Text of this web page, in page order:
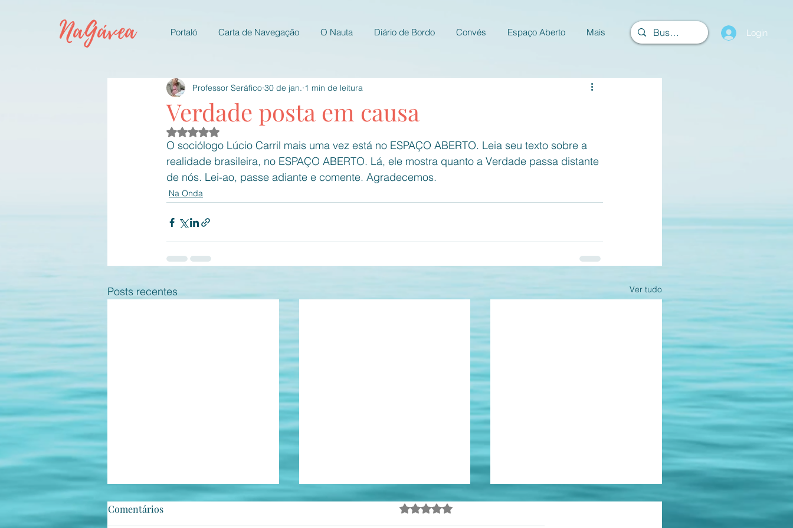
NaGávea Portaló Carta de Navegação O Nauta Diário de Bordo Convés Espaço Aberto Mais Login
Verdade posta em causa
Professor Seráfico 30 de jan. 1 min de leitura
Avaliado com NaN de 5 estrelas.
O sociólogo Lúcio Carril mais uma vez está no ESPAÇO ABERTO. Leia seu texto sobre a
realidade brasileira, no ESPAÇO ABERTO. Lá, ele mostra quanto a Verdade passa distante
de nós. Lei-ao, passe adiante e comente. Agradecemos.
Na Onda
Posts recentes Ver tudo
Estepe coerente Sois rei, sois rei?
Comentários Avaliado com 0 de 5 estrelas.